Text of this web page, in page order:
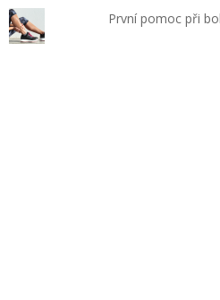
První pomoc při